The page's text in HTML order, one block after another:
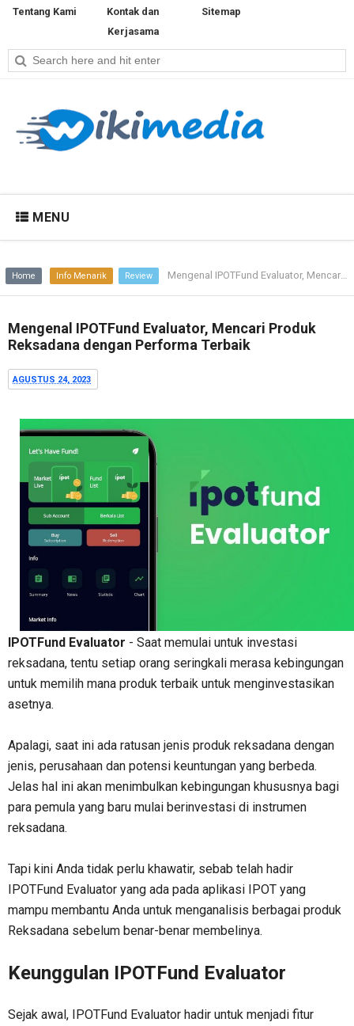
Tentang Kami
Kontak dan
Kerjasama
Sitemap
MENU
Home Info Menarik Review Mengenal IPOTFund Evaluator, Mencari Produk Reksadana dengan Performa Terbaik
Mengenal IPOTFund Evaluator, Mencari Produk
Reksadana dengan Performa Terbaik
AGUSTUS 24, 2023
IPOTFund Evaluator - Saat memulai untuk investasi
reksadana, tentu setiap orang seringkali merasa kebingungan
untuk memilih mana produk terbaik untuk menginvestasikan
asetnya.
Apalagi, saat ini ada ratusan jenis produk reksadana dengan
jenis, perusahaan dan potensi keuntungan yang berbeda.
Jelas hal ini akan menimbulkan kebingungan khususnya bagi
para pemula yang baru mulai berinvestasi di instrumen
reksadana.
Tapi kini Anda tidak perlu khawatir, sebab telah hadir
IPOTFund Evaluator yang ada pada aplikasi IPOT yang
mampu membantu Anda untuk menganalisis berbagai produk
Reksadana sebelum benar-benar membelinya.
Keunggulan IPOTFund Evaluator
Sejak awal, IPOTFund Evaluator hadir untuk menjadi fitur